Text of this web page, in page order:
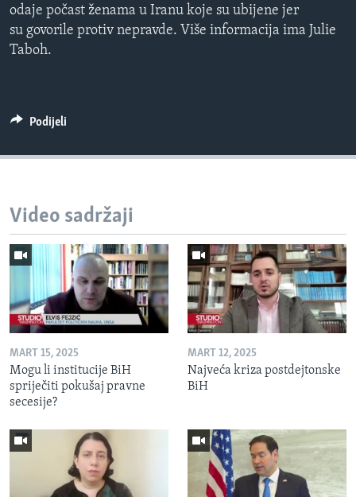
odaje počast ženama u Iranu koje su ubijene jer
su govorile protiv nepravde. Više informacija ima Julie
Taboh.
Podijeli
Video sadržaji
MART 15, 2025
Mogu li institucije BiH
spriječiti pokušaj pravne
secesije?
MART 12, 2025
Najveća kriza postdejtonske
BiH